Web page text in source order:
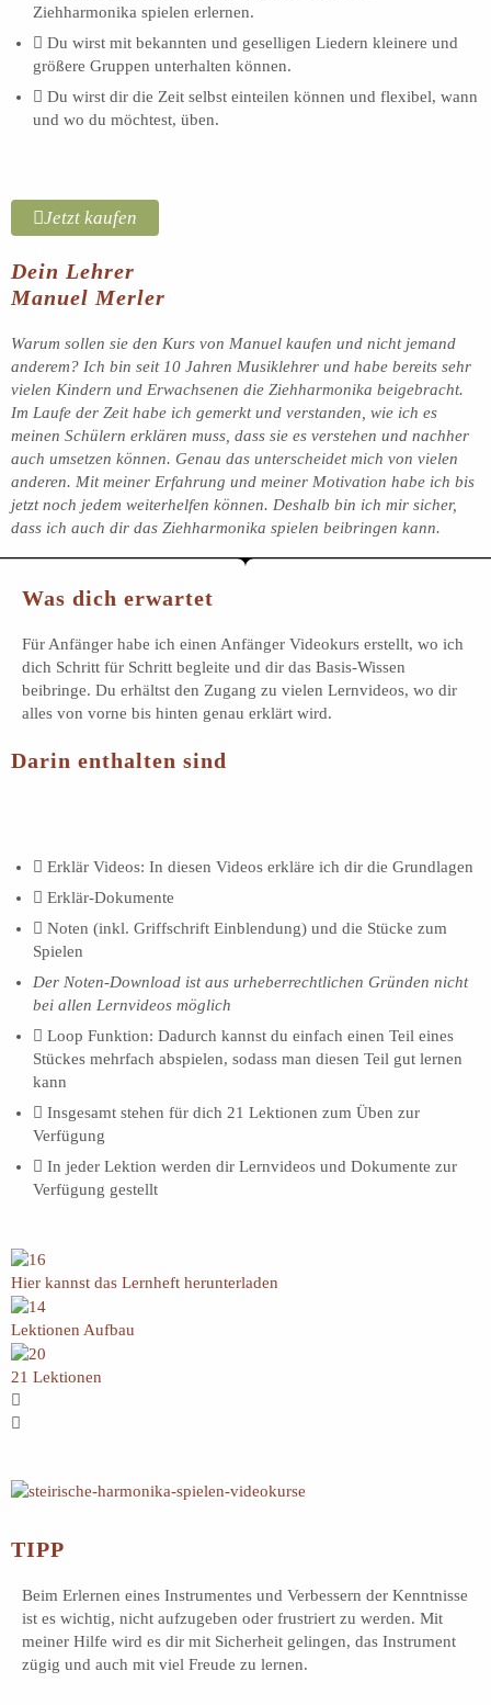
Ziehharmonika spielen erlernen.
Du wirst mit bekannten und geselligen Liedern kleinere und
größere Gruppen unterhalten können.
Du wirst dir die Zeit selbst einteilen können und flexibel, wann
und wo du möchtest, üben.
Jetzt kaufen
Dein Lehrer
Manuel Merler
Warum sollen sie den Kurs von Manuel kaufen und nicht jemand
anderem? Ich bin seit 10 Jahren Musiklehrer und habe bereits sehr
vielen Kindern und Erwachsenen die Ziehharmonika beigebracht.
Im Laufe der Zeit habe ich gemerkt und verstanden, wie ich es
meinen Schülern erklären muss, dass sie es verstehen und nachher
auch umsetzen können. Genau das unterscheidet mich von vielen
anderen. Mit meiner Erfahrung und meiner Motivation habe ich bis
jetzt noch jedem weiterhelfen können. Deshalb bin ich mir sicher,
dass ich auch dir das Ziehharmonika spielen beibringen kann.
Was dich erwartet
Für Anfänger habe ich einen Anfänger Videokurs erstellt, wo ich
dich Schritt für Schritt begleite und dir das Basis-Wissen
beibringe. Du erhältst den Zugang zu vielen Lernvideos, wo dir
alles von vorne bis hinten genau erklärt wird.
Darin enthalten sind
Erklär Videos: In diesen Videos erkläre ich dir die Grundlagen
Erklär-Dokumente
Noten (inkl. Griffschrift Einblendung) und die Stücke zum
Spielen
Der Noten-Download ist aus urheberrechtlichen Gründen nicht
bei allen Lernvideos möglich
Loop Funktion: Dadurch kannst du einfach einen Teil eines
Stückes mehrfach abspielen, sodass man diesen Teil gut lernen
kann
Insgesamt stehen für dich 21 Lektionen zum Üben zur
Verfügung
In jeder Lektion werden dir Lernvideos und Dokumente zur
Verfügung gestellt
Hier kannst das Lernheft herunterladen
Lektionen Aufbau
21 Lektionen
TIPP
Beim Erlernen eines Instrumentes und Verbessern der Kenntnisse
ist es wichtig, nicht aufzugeben oder frustriert zu werden. Mit
meiner Hilfe wird es dir mit Sicherheit gelingen, das Instrument
zügig und auch mit viel Freude zu lernen.